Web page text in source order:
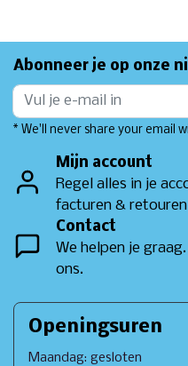
Abonneer je op onze
* We'll never share your email
Mijn account
Regel alles in je
facturen &
Contact
We helpen je
ons.
Openingsuren
Maandag: gesloten